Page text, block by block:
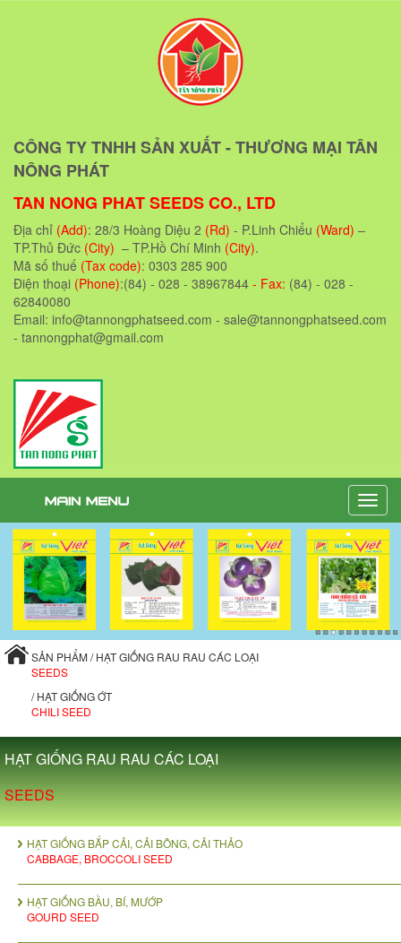
CÔNG TY TNHH SẢN XUẤT - THƯƠNG MẠI TÂN
NÔNG PHÁT
TAN NONG PHAT SEEDS CO., LTD
Địa chỉ (Add): 28/3 Hoàng Diệu 2 (Rd) - P.Linh Chiểu (Ward) –
TP.Thủ Đức (City) – TP.Hồ Chí Minh (City).
Mã số thuế (Tax code): 0303 285 900
Điện thoại (Phone):(84) - 028 - 38967844 - Fax: (84) - 028 -
62840080
Email: info@tannongphatseed.com - sale@tannongphatseed.com
- tannongphat@gmail.com
Toggle
SẢN PHẨM / HẠT GIỐNG RAU RAU CÁC LOẠI
SEEDS
/ HẠT GIỐNG ỚT
CHILI SEED
HẠT GIỐNG RAU RAU CÁC LOẠI
SEEDS
HẠT GIỐNG BẮP CẢI, CẢI BÔNG, CẢI THẢO
CABBAGE, BROCCOLI SEED
HẠT GIỐNG BẦU, BÍ, MƯỚP
GOURD SEED